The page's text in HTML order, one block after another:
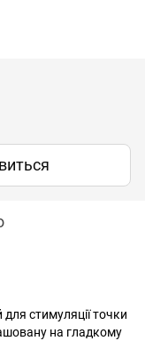
стимуляції точки
на гладкому